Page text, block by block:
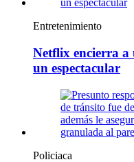
Entretenimiento
Netflix encierra a
un espectacular
Policiaca